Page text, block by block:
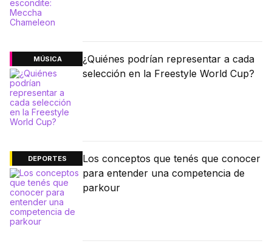
MÚSICA
¿Quiénes podrían representar a cada
selección en la Freestyle World Cup?
DEPORTES
Los conceptos que tenés que conocer
para entender una competencia de
parkour